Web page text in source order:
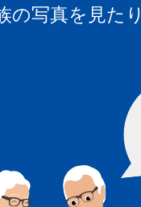
の写真を見たり